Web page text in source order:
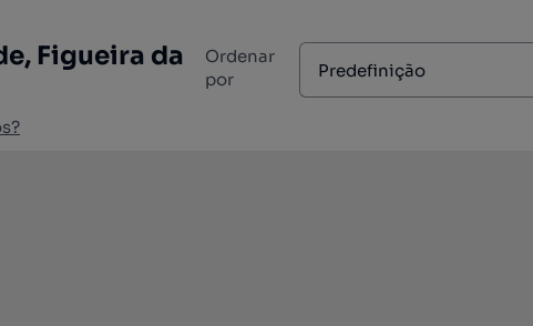
Figueira da
Ordenar
por
Predefinição